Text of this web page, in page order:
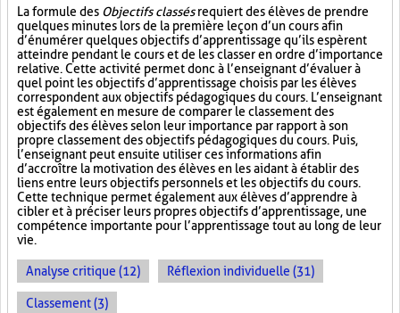
La formule des Objectifs classésrequiert des élèves de prendre
quelques minutes lors de la première leçon d’un cours afin
d’énumérer quelques objectifs d’apprentissage qu’ils espèrent
atteindre pendant le cours et de les classer en ordre d’importance
relative. Cette activité permet donc à l’enseignant d’évaluer à
quel point les objectifs d’apprentissage choisis par les élèves
correspondent aux objectifs pédagogiques du cours. L’enseignant
est également en mesure de comparer le classement des
objectifs des élèves selon leur importance par rapport à son
propre classement des objectifs pédagogiques du cours. Puis,
l’enseignant peut ensuite utiliser ces informations afin
d’accroître la motivation des élèves en les aidant à établir des
liens entre leurs objectifs personnels et les objectifs du cours.
Cette technique permet également aux élèves d’apprendre à
cibler et à préciser leurs propres objectifs d’apprentissage, une
compétence importante pour l’apprentissage tout au long de leur
vie.
Analyse critique (12) Réflexion individuelle (31)
Classement (3)